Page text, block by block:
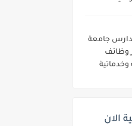
إلى فريقها
جامعة
وظائف
وخدماتية
الان